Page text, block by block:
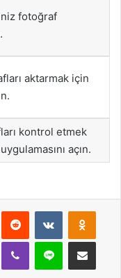
fotoğraf
aktarmak için
kontrol etmek
açın.
Reddit VKontakte
Viber Line E-Posta ile